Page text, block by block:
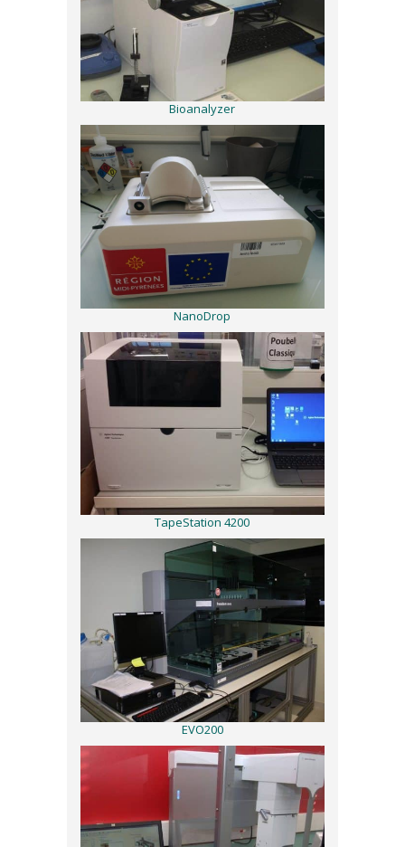
Bioanalyzer
NanoDrop
TapeStation 4200
EVO200